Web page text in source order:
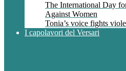
The International Day
Against Women
Tonia’s voice fights
I capolavori del Versari